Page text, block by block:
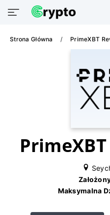
Strona Główna PrimeXBT
Maksymalna